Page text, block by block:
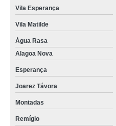
Vila Esperança
Vila Matilde
Água Rasa
Alagoa Nova
Esperança
Joarez Távora
Montadas
Remígio